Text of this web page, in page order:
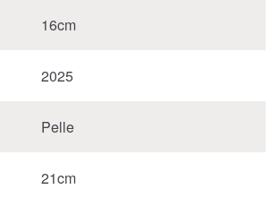
16cm
2025
Pelle
21cm